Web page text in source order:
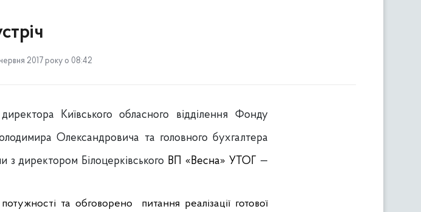
2017 року о 08:42
Київського обласного відділення Фонду
Олександровича та головного бухгалтера
директором Білоцерківського ВП «Весна» УТОГ —
та обговорено
питання реалізації готової